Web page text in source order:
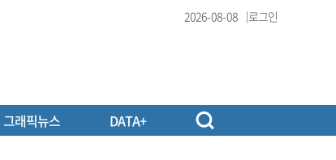
2026-08-08 로그인
그래픽뉴스 DATA+